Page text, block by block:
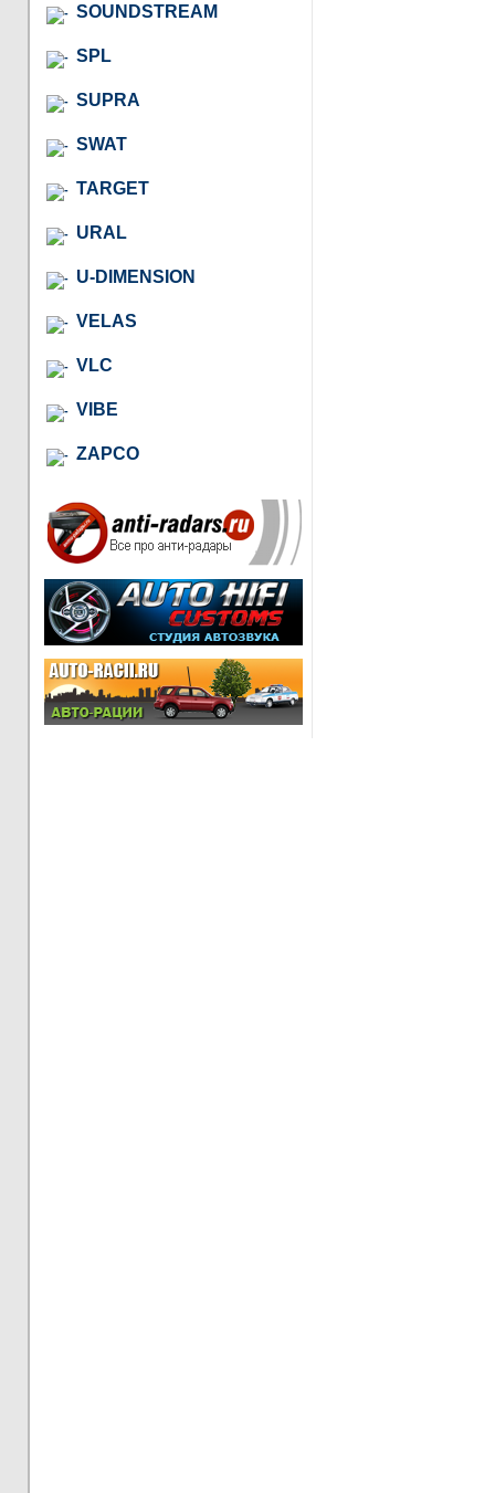
SOUNDSTREAM
SPL
SUPRA
SWAT
TARGET
URAL
U-DIMENSION
VELAS
VLC
VIBE
ZAPCO